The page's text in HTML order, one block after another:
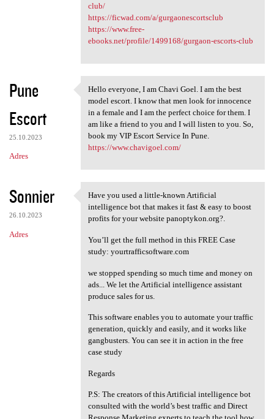
club/
https://ficwad.com/a/gurgaonescortsclub
https://www.free-
ebooks.net/profile/1499168/gurgaon-escorts-club
Pune
Escort
25.10.2023
Adres
Hello everyone, I am Chavi
Hello everyone, I am Chavi Goel. I am the best
model escort. I know that men look for innocence
in a female and I am the perfect choice for them. I
am like a friend to you and I will listen to you. So,
book my VIP Escort Service In Pune.
https://www.chavigoel.com/
Sonnier
26.10.2023
Adres
Have you used a little-known
Have you used a little-known Artificial
intelligence bot that makes it fast & easy to boost
profits for your website panoptykon.org?.
You’ll get the full method in this FREE Case
study: yourtrafficsoftware.com
we stopped spending so much time and money on
ads... We let the Artificial intelligence assistant
produce sales for us.
This software enables you to automate your traffic
generation, quickly and easily, and it works like
gangbusters. You can see it in action in the free
case study
Regards
P.S: The creators of this Artificial intelligence bot
consulted with the world’s best traffic and Direct